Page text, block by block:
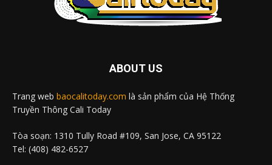
ABOUT US
Trang web baocalitoday.com là sản phẩm của Hệ Thống
Truyền Thông Cali Today
Tòa soạn: 1310 Tully Road #109, San Jose, CA 95122
Tel: (408) 482-6527